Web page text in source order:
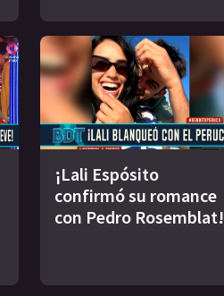
¡Lali Espósito
confirmó su romance
con Pedro Rosemblat!